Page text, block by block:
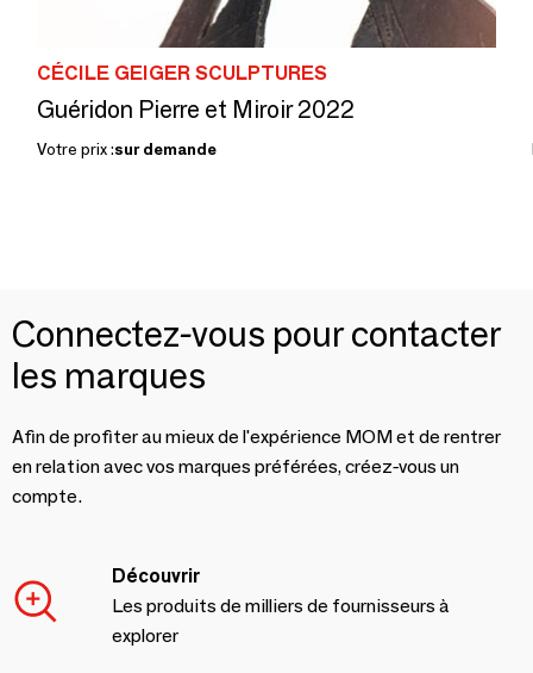
CÉCILE GEIGER SCULPTURES
Guéridon Pierre et Miroir 2022
Votre prix :sur demande
Connectez-vous pour contacter
les marques
Afin de profiter au mieux de l'expérience MOM et de rentrer
en relation avec vos marques préférées, créez-vous un
compte.
Découvrir
Les produits de milliers de fournisseurs à
explorer